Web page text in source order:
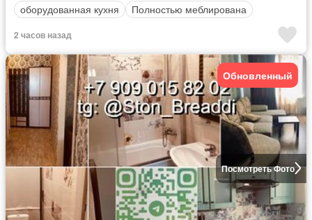
оборудованная кухня
Полностью меблирована
2 часов назад
Посмотреть Фото
Обновленный